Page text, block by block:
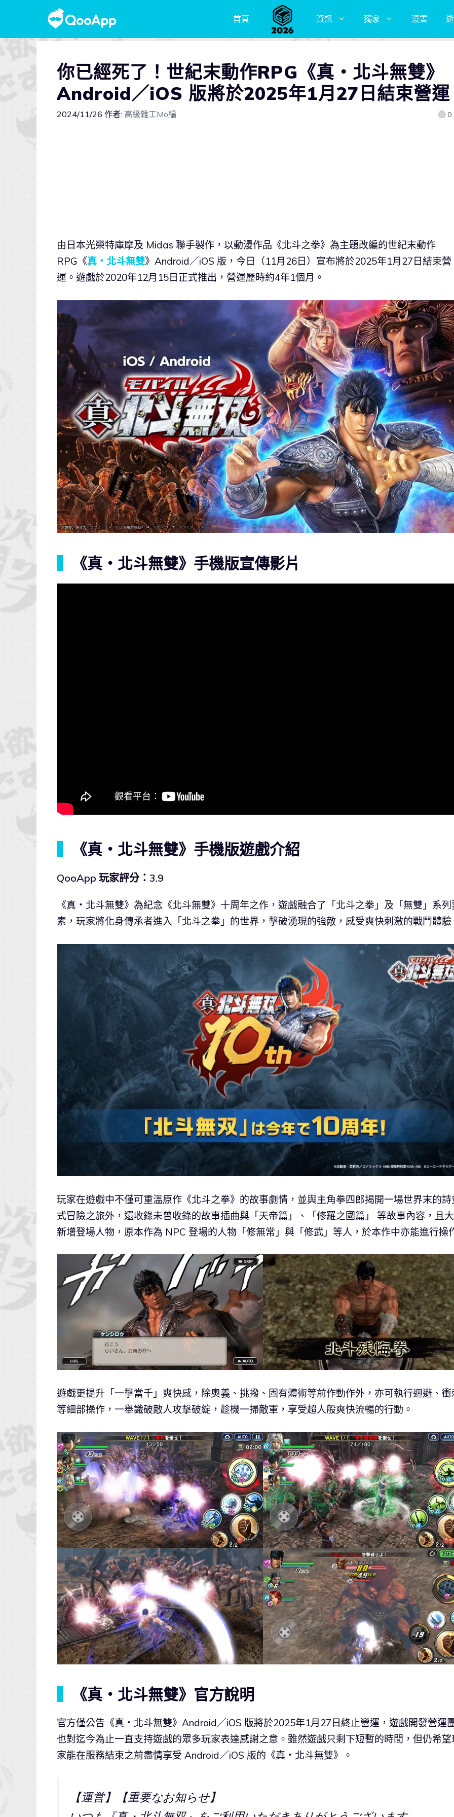
首頁 資訊 獨家 漫畫
你已經死了！世紀末動作RPG《真・北斗無雙》
Android／iOS 版將於2025年1月27日結束營運
2024/11/26 作者: 高級雜工Mo編 0
由日本光榮特庫摩及 Midas 聯手製作，以動漫作品《北斗之拳》為主題改編的世紀末動作
RPG《真・北斗無雙》Android／iOS 版，今日（11月26日）宣布將於2025年1月27日結束營
運。遊戲於2020年12月15日正式推出，營運歷時約4年1個月。
《真・北斗無雙》手機版宣傳影片
《真・北斗無雙》手機版遊戲介紹
QooApp 玩家評分：3.9
《真・北斗無雙》為紀念《北斗無雙》十周年之作，遊戲融合了「北斗之拳」及「無雙」系列
素，玩家將化身傳承者進入「北斗之拳」的世界，擊破湧現的強敵，感受爽快刺激的戰鬥體驗
玩家在遊戲中不僅可重溫原作《北斗之拳》的故事劇情，並與主角拳四郎揭開一場世界末的詩
式冒險之旅外，還收錄未曾收錄的故事插曲與「天帝篇」、「修羅之國篇」 等故事內容，且
新增登場人物，原本作為 NPC 登場的人物「修無常」與「修武」等人，於本作中亦能進行操
遊戲更提升「一擊當千」爽快感，除奧義、挑撥、固有體術等前作動作外，亦可執行迴避、衝
等細部操作，一舉識破敵人攻擊破綻，趁機一掃敵軍，享受超人般爽快流暢的行動。
《真・北斗無雙》官方說明
官方僅公告《真・北斗無雙》Android／iOS 版將於2025年1月27日終止營運，遊戲開發營運
也對迄今為止一直支持遊戲的眾多玩家表達感謝之意。雖然遊戲只剩下短暫的時間，但仍希望
家能在服務結束之前盡情享受 Android／iOS 版的《真・北斗無雙》。
【運営】【重要なお知らせ】